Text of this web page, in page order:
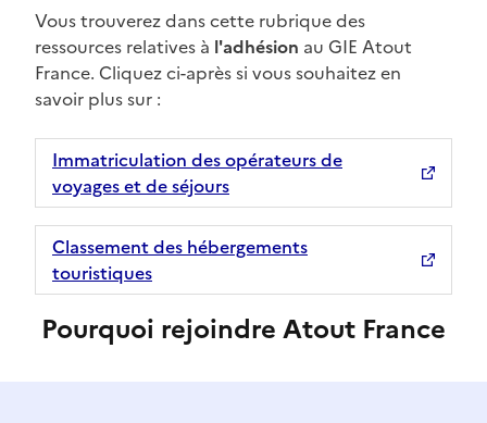
Paragraphs
contribution
Vous trouverez dans cette rubrique des
ressources relatives à l'adhésion au GIE Atout
France. Cliquez ci-après si vous souhaitez en
savoir plus sur :
Immatriculation des opérateurs de
voyages et de séjours
Classement des hébergements
touristiques
Pourquoi rejoindre Atout France